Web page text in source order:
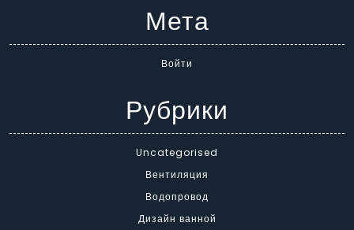
Мета
Войти
Рубрики
Uncategorised
Вентиляция
Водопровод
Дизайн ванной